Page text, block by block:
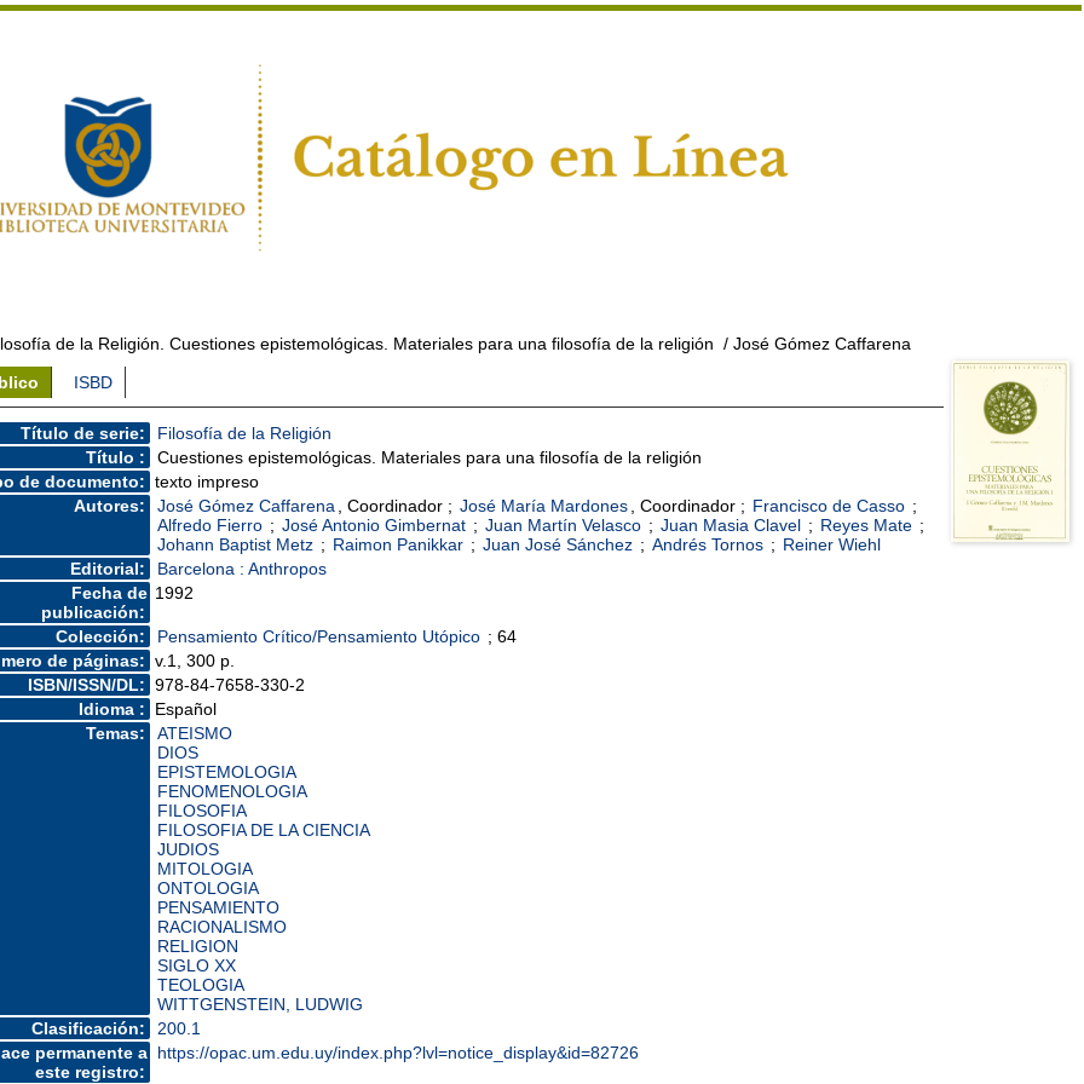
de la Religión. Cuestiones epistemológicas. Materiales para una filosofía de la religión / José Gómez Caffarena
ISBD
Título de serie:
Filosofía de la Religión
Título :
Cuestiones epistemológicas. Materiales para una filosofía de la religión
de documento: texto impreso
Autores:
José Gómez Caffarena , Coordinador ; José María Mardones , Coordinador ; Francisco de Casso ;
Alfredo Fierro ; José Antonio Gimbernat ; Juan Martín Velasco ; Juan Masia Clavel ; Reyes Mate ;
Johann Baptist Metz ; Raimon Panikkar ; Juan José Sánchez ; Andrés Tornos ; Reiner Wiehl
Editorial:
Barcelona : Anthropos
Fecha de
publicación:
1992
Colección: Pensamiento Crítico/Pensamiento Utópico ; 64
de páginas: v.1, 300 p.
ISBN/ISSN/DL: 978-84-7658-330-2
Idioma :
Español
Temas:
ATEISMO
DIOS
EPISTEMOLOGIA
FENOMENOLOGIA
FILOSOFIA
FILOSOFIA DE LA CIENCIA
JUDIOS
MITOLOGIA
ONTOLOGIA
PENSAMIENTO
RACIONALISMO
RELIGION
SIGLO XX
TEOLOGIA
WITTGENSTEIN, LUDWIG
Clasificación:
200.1
permanente a
este registro:
https://opac.um.edu.uy/index.php?lvl=notice_display&id=82726